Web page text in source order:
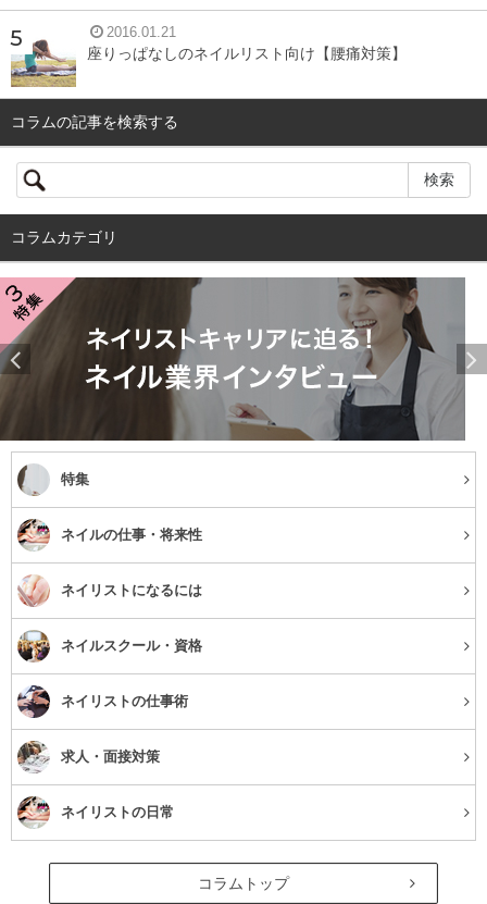
2016.01.21
座りっぱなしのネイルリスト向け【腰痛対策】
コラムの記事を検索する
コラムカテゴリ
特集
ネイルの仕事・将来性
ネイリストになるには
ネイルスクール・資格
ネイリストの仕事術
求人・面接対策
ネイリストの日常
コラムトップ